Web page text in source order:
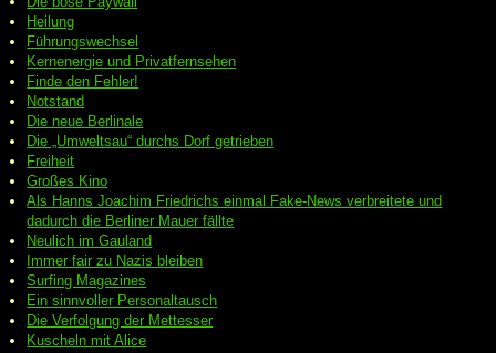
Heilung
Führungswechsel
Kernenergie und Privatfernsehen
Finde den Fehler!
Notstand
Die neue Berlinale
Die „Umweltsau“ durchs Dorf getrieben
Freiheit
Großes Kino
Als Hanns Joachim Friedrichs einmal Fake-News verbreitete und
dadurch die Berliner Mauer fällte
Neulich im Gauland
Immer fair zu Nazis bleiben
Surfing Magazines
Ein sinnvoller Personaltausch
Die Verfolgung der Mettesser
Kuscheln mit Alice